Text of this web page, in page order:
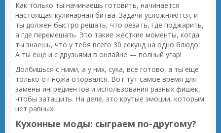
Как только ты начинаешь готовить, начинается
настоящая кулинарная битва. Задачи усложняются, и
ты должен быстро решать, что резать, где поджарить,
а где перемешать. Это такие жесткие моменты, когда
ты знаешь, что у тебя всего 30 секунд на одно блюдо.
А ты еще и с друзьями в онлайне — полный угар!
Долбишься с ними, а у них, сука, все готово, а ты еще
только от ножа оторвался. Вот тут самое время для
замены ингредиентов и использования разных фишек,
чтобы затащить. На деле, это крутые эмоции, которым
нет равных!
Кухонные моды: сыграем по-другому?